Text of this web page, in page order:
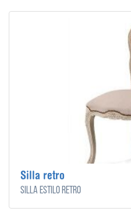
Silla retro
Silla estilo retro